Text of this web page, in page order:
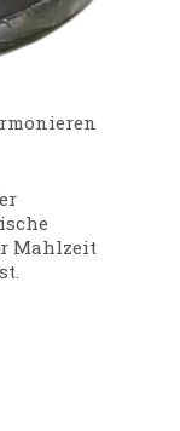
Mahlzeit